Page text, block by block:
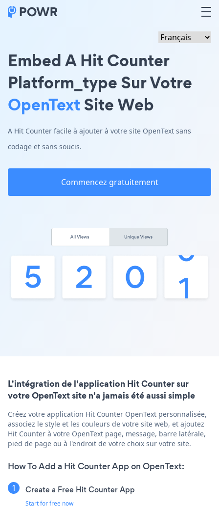
Embed A Hit Counter
Platform_type Sur Votre
OpenTextSite Web
A Hit Counter facile à ajouter à votre site OpenText sans
codage et sans soucis.
Commencez gratuitement
L'intégration de l'application Hit Counter sur
votre OpenText site n'a jamais été aussi simple
Créez votre application Hit Counter OpenText personnalisée,
associez le style et les couleurs de votre site web, et ajoutez
Hit Counter à votre OpenText page, message, barre latérale,
pied de page ou à l'endroit de votre choix sur votre site.
How To Add a Hit Counter App on OpenText:
Create a Free Hit Counter App
Start for free now